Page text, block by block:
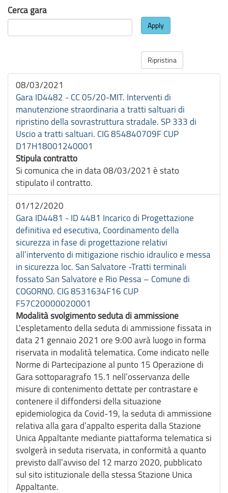
Cerca gara
Apply
Ripristina
08/03/2021
Gara ID4482 - CC 05/20-MIT. Interventi di
manutenzione straordinaria a tratti saltuari di
ripristino della sovrastruttura stradale. SP 333 di
Uscio a tratti saltuari. CIG 854840709F CUP
D17H18001240001
Stipula contratto
Si comunica che in data 08/03/2021 è stato
stipulato il contratto.
01/12/2020
Gara ID4481 - ID 4481 Incarico di Progettazione
definitiva ed esecutiva, Coordinamento della
sicurezza in fase di progettazione relativi
all’intervento di mitigazione rischio idraulico e messa
in sicurezza loc. San Salvatore -Tratti terminali
fossato San Salvatore e Rio Pessa – Comune di
COGORNO. CIG 8531634F16 CUP
F57C20000020001
Modalità svolgimento seduta di ammissione
L'espletamento della seduta di ammissione fissata in
data 21 gennaio 2021 ore 9:00 avrà luogo in forma
riservata in modalità telematica. Come indicato nelle
Norme di Partecipazione al punto 15 Operazione di
Gara sottoparagrafo 15.1 nell’osservanza delle
misure di contenimento dettate per contrastare e
contenere il diffondersi della situazione
epidemiologica da Covid-19, la seduta di ammissione
relativa alla gara d’appalto esperita dalla Stazione
Unica Appaltante mediante piattaforma telematica si
svolgerà in seduta riservata, in conformità a quanto
previsto dall’avviso del 12 marzo 2020, pubblicato
sul sito istituzionale della stessa Stazione Unica
Appaltante.